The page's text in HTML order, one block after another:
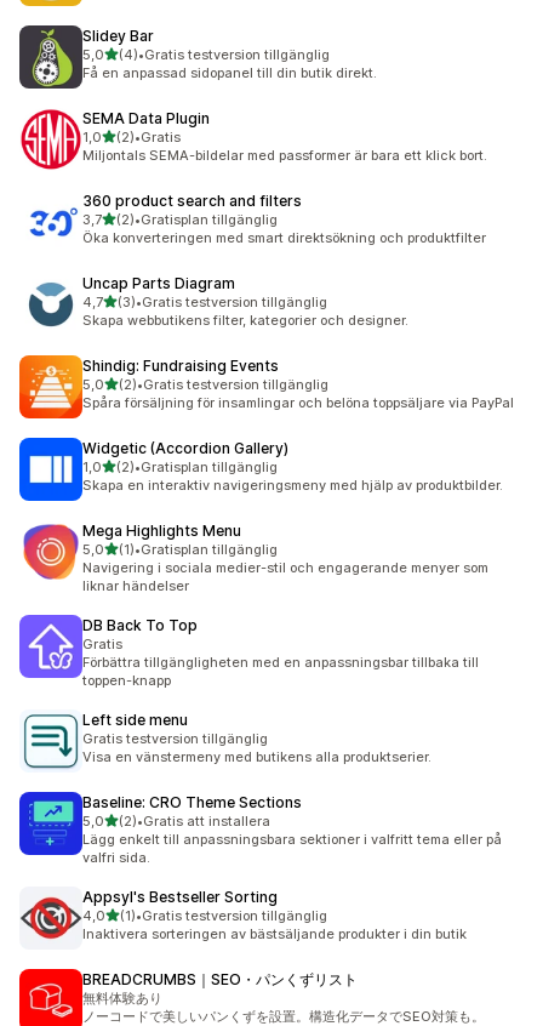
Slidey Bar
5,0av 5 stjärnor
(4)
4 recensioner totalt
•Gratis testversion tillgänglig
Få en anpassad sidopanel till din butik direkt.
SEMA Data Plugin
1,0av 5 stjärnor
(2)
2 recensioner totalt
•Gratis
Miljontals SEMA-bildelar med passformer är bara ett klick bort.
360 product search and filters
3,7av 5 stjärnor
(2)
2 recensioner totalt
•Gratisplan tillgänglig
Öka konverteringen med smart direktsökning och produktfilter
Uncap Parts Diagram
4,7av 5 stjärnor
(3)
3 recensioner totalt
•Gratis testversion tillgänglig
Skapa webbutikens filter, kategorier och designer.
Shindig: Fundraising Events
5,0av 5 stjärnor
(2)
2 recensioner totalt
•Gratis testversion tillgänglig
Spåra försäljning för insamlingar och belöna toppsäljare via PayPal
Widgetic (Accordion Gallery)
1,0av 5 stjärnor
(2)
2 recensioner totalt
•Gratisplan tillgänglig
Skapa en interaktiv navigeringsmeny med hjälp av produktbilder.
Mega Highlights Menu
5,0av 5 stjärnor
(1)
1 recensioner totalt
•Gratisplan tillgänglig
Navigering i sociala medier-stil och engagerande menyer som
liknar händelser
DB Back To Top
Gratis
Förbättra tillgängligheten med en anpassningsbar tillbaka till
toppen-knapp
Left side menu
Gratis testversion tillgänglig
Visa en vänstermeny med butikens alla produktserier.
Baseline: CRO Theme Sections
5,0av 5 stjärnor
(2)
2 recensioner totalt
•Gratis att installera
Lägg enkelt till anpassningsbara sektioner i valfritt tema eller på
valfri sida.
Appsyl's Bestseller Sorting
4,0av 5 stjärnor
(1)
1 recensioner totalt
•Gratis testversion tillgänglig
Inaktivera sorteringen av bästsäljande produkter i din butik
BREADCRUMBS｜SEO・パンくずリスト
無料体験あり
ノーコードで美しいパンくずを設置。構造化データでSEO対策も。